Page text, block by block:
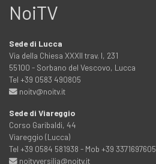
NoiTV
Sede di Lucca
Via della Chiesa XXXII trav. I, 231
55100 - Sorbano del Vescovo, Lucca
Tel +39 0583 490805
noitv@noitv.it
Sede di Viareggio
Corso Garibaldi, 44
Viareggio (Lucca)
Tel +39 0584 581938 - Mob +39 3371697605
noitvversilia@noitv.it